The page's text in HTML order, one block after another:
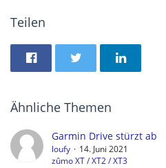
Teilen
Ähnliche Themen
Garmin Drive stürzt ab
loufy
14. Juni 2021
zûmo XT / XT2 / XT3